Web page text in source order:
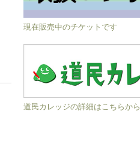
現在販売中のチケットです
道民カレッジの詳細はこちらから